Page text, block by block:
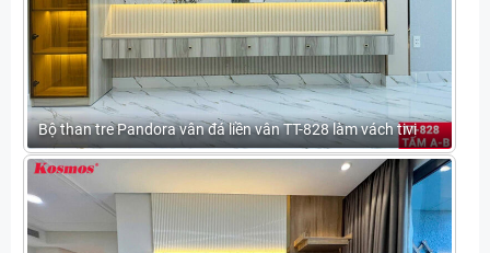
Bộ than tre Pandora vân đá liền vân TT-828 làm vách tivi